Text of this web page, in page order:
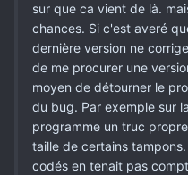
sur que ca vient de là.
chances. Si c'est averé
dernière version ne
de me procurer une
moyen de détourner le
du bug. Par exemple sur
programme un truc
taille de certains
codés en tenait pas